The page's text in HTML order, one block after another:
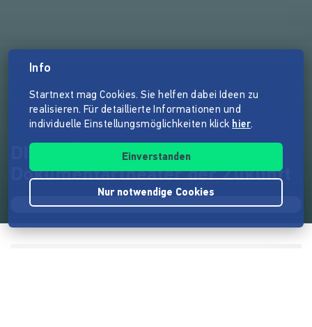
DIE TRÄUME VON UNS -
Dokumentartheater der Zukunft
Info
Startnext mag Cookies. Sie helfen dabei Ideen zu
realisieren. Für detaillierte Informationen und
individuelle Einstellungsmöglichkeiten klick hier.
Einverstanden
Nur notwendige Cookies